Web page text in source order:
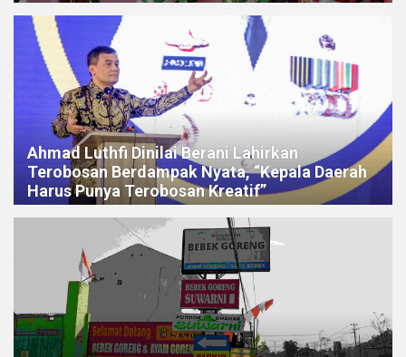
Ahmad Luthfi Dinilai Berani Lahirkan
Terobosan Berdampak Nyata, “Kepala Daerah
Harus Punya Terobosan Kreatif”